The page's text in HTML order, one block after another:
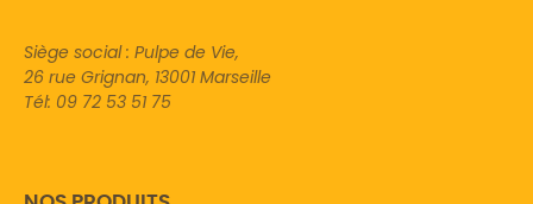
Siège social : Pulpe de Vie,
26 rue Grignan, 13001 Marseille
Tél: 09 72 53 51 75